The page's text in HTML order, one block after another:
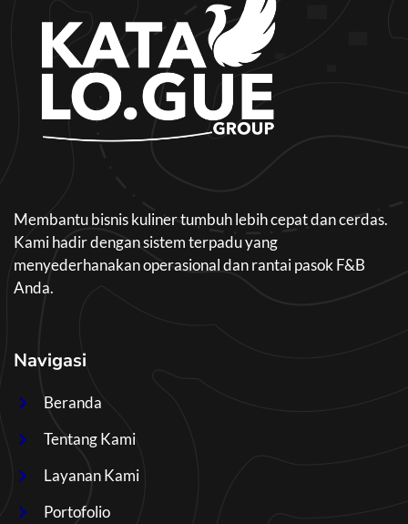
Membantu bisnis kuliner tumbuh lebih cepat dan cerdas.
Kami hadir dengan sistem terpadu yang
menyederhanakan operasional dan rantai pasok F&B
Anda.
Navigasi
Beranda
Tentang Kami
Layanan Kami
Portofolio